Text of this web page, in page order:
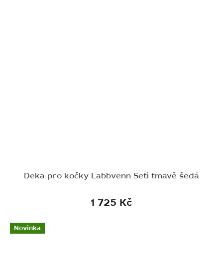
Deka pro kočky Labbvenn Seti tmavě šedá
1 725 Kč
Novinka